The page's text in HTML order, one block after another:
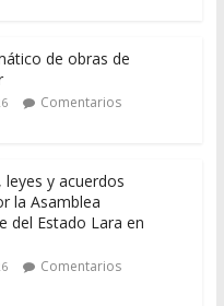
de obras de
Comentarios
y acuerdos
la Asamblea
del Estado Lara en
Comentarios